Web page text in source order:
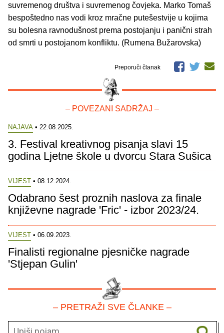
suvremenog društva i suvremenog čovjeka. Marko Tomaš
bespoštedno nas vodi kroz mračne putešestvije u kojima
su bolesna ravnodušnost prema postojanju i panični strah
od smrti u postojanom konfliktu. (Rumena Bužarovska)
Preporuči članak
– POVEZANI SADRŽAJ –
NAJAVA • 22.08.2025.
3. Festival kreativnog pisanja slavi 15
godina Ljetne škole u dvorcu Stara Sušica
VIJEST • 08.12.2024.
Odabrano šest proznih naslova za finale
književne nagrade 'Fric' - izbor 2023/24.
VIJEST • 06.09.2023.
Finalisti regionalne pjesničke nagrade
'Stjepan Gulin'
– PRETRAŽI SVE ČLANKE –